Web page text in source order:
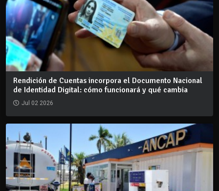
Rendición de Cuentas incorpora el Documento Nacional
de Identidad Digital: cómo funcionará y qué cambia
Jul 02 2026